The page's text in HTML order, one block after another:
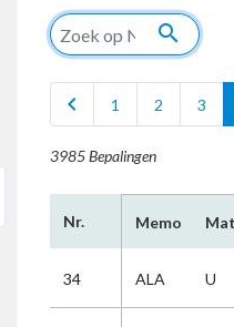
search
chevron_left 1 2 3
3985 Bepalingen
Nr. Memo
34 ALA U